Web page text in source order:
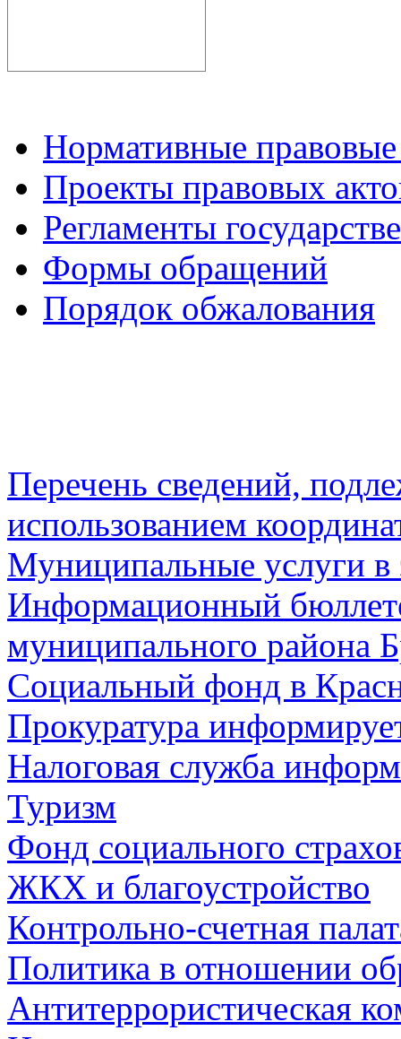
Нормативные
Проекты правовых
Регламенты
Формы обращений
Порядок обжалования
Перечень сведений,
использованием
Муниципальные услуги в
Информационный
муниципального района
Социальный фонд в
Прокуратура
Налоговая служба
Туризм
Фонд социального
ЖКХ и благоустройство
Контрольно-счетная
Политика в отношении
Антитеррористическая